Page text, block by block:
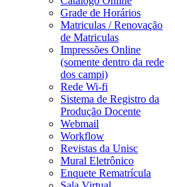
Grade de Horários
Matriculas / Renovação
de Matriculas
Impressões Online
(somente dentro da rede
dos campi)
Rede Wi-fi
Sistema de Registro da
Produção Docente
Webmail
Workflow
Revistas da Unisc
Mural Eletrônico
Enquete Rematrícula